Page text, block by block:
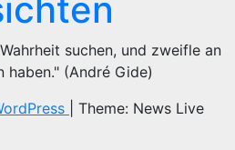
suchen, und zweifle an
haben." (André Gide)
Theme: News Live